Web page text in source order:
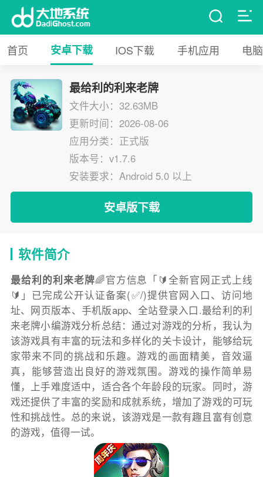
首页 安卓下载 IOS下载 手机应用 电
最给利的利来老牌
文件大小：32.63MB
更新时间：2026-08-06
应用分类：正式版
版本号：v1.7.6
安装要求：Android 5.0 以上
安卓版下载
软件简介
最给利的利来老牌🌈官方信息「🔰全新官网正式上线
🔰」已完成公开认证备案(✅/)提供官网入口、访问地
址、网页版本、手机版app、全站登录入口.最给利的利
来老牌小编游戏分析总结：通过对游戏的分析，我认为
该游戏具有丰富的玩法和多样化的关卡设计，能够给玩
家带来不同的挑战和乐趣。游戏的画面精美，音效逼
真，能够营造出良好的游戏氛围。游戏的操作简单易
懂，上手难度适中，适合各个年龄段的玩家。同时，游
戏还提供了丰富的奖励和成就系统，增加了游戏的可玩
性和挑战性。总的来说，该游戏是一款有趣且富有创意
的游戏，值得一试。